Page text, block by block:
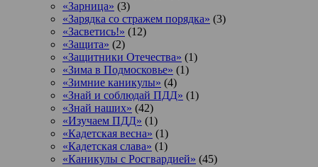
«Зарница» (3)
«Зарядка со стражем порядка» (3)
«Засветись!» (12)
«Защита» (2)
«Защитники Отечества» (1)
«Зима в Подмосковье» (1)
«Зимние каникулы» (4)
«Знай и соблюдай ПДД» (1)
«Знай наших» (42)
«Изучаем ПДД» (1)
«Кадетская весна» (1)
«Кадетская слава» (1)
«Каникулы с Росгвардией» (45)